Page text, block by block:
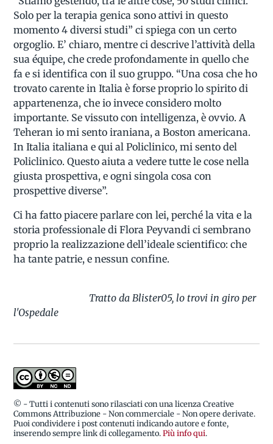
Solo per la terapia genica sono attivi in questo
momento 4 diversi studi” ci spiega con un certo
orgoglio. E’ chiaro, mentre ci descrive l’attività della
sua équipe, che crede profondamente in quello che
fa e si identifica con il suo gruppo. “Una cosa che ho
trovato carente in Italia è forse proprio lo spirito di
appartenenza, che io invece considero molto
importante. Se vissuto con intelligenza, è ovvio. A
Teheran io mi sento iraniana, a Boston americana.
In Italia italiana e qui al Policlinico, mi sento del
Policlinico. Questo aiuta a vedere tutte le cose nella
giusta prospettiva, e ogni singola cosa con
prospettive diverse”.
Ci ha fatto piacere parlare con lei, perché la vita e la
storia professionale di Flora Peyvandi ci sembrano
proprio la realizzazione dell’ideale scientifico: che
ha tante patrie, e nessun confine.
Tratto da Blister05, lo trovi in giro per
l'Ospedale
© - Tutti i contenuti sono rilasciati con una licenza Creative
Commons Attribuzione - Non commerciale - Non opere derivate.
Puoi condividere i post contenuti indicando autore e fonte,
inserendo sempre link di collegamento.Più info qui.